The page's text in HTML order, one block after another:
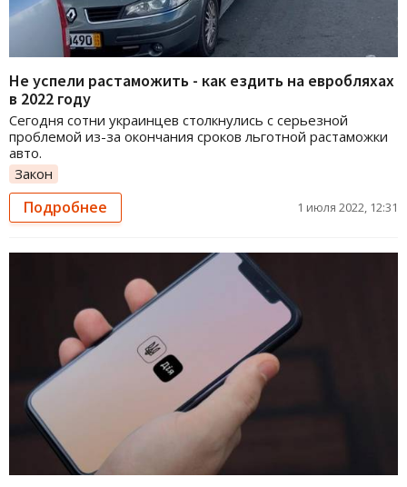
Не успели растаможить - как ездить на евробляхах
в 2022 году
Сегодня сотни украинцев столкнулись с серьезной
проблемой из-за окончания сроков льготной растаможки
авто.
Закон
Подробнее 1 июля 2022, 12:31